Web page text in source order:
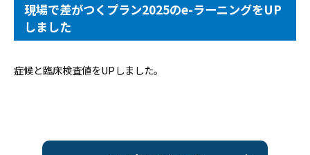
現場で差がつくプラン2025のe-ラーニングをUP
しました
症候と臨床検査値をUPしました。